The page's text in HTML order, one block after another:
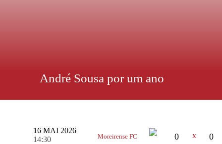
André Sousa por um ano
Lateral esquerdo chegou, assinou e treinou. Jogava no FC Paços de
concorrente interno de Leonardo Rivas. O lateral
jogador de 28 anos, nado e criado em Setúbal e no
PRÓXIMO JOGO
16 MAI 2026
14:30
Moreirense FC 0 x 0